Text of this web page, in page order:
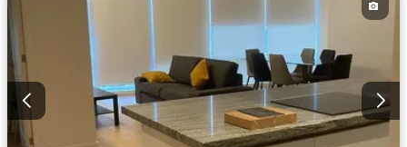
Recámara con closet
Sala polivalente
Vista panorámica
Sin amueblar